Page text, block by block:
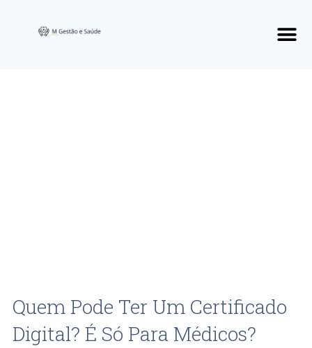
Quem Pode Ter Um Certificado
Digital? É Só Para Médicos?